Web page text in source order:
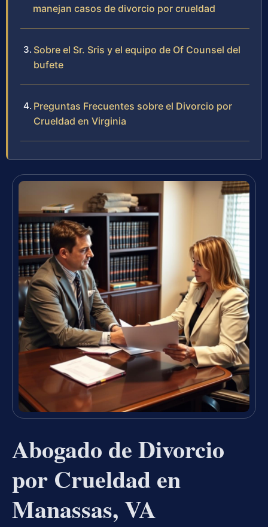
manejan casos de divorcio por crueldad
Sobre el Sr. Sris y el equipo de Of Counsel del
bufete
Preguntas Frecuentes sobre el Divorcio por
Crueldad en Virginia
Abogado de Divorcio
por Crueldad en
Manassas, VA